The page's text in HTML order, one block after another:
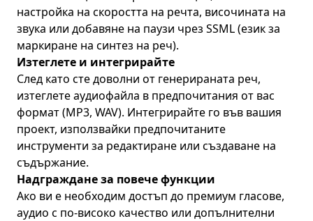
настройка на скоростта на речта, височината на
звука или добавяне на паузи чрез SSML (език за
маркиране на синтез на реч).
Изтеглете и интегрирайте
След като сте доволни от генерираната реч,
изтеглете аудиофайла в предпочитания от вас
формат (MP3, WAV). Интегрирайте го във вашия
проект, използвайки предпочитаните
инструменти за редактиране или създаване на
съдържание.
Надграждане за повече функции
Ако ви е необходим достъп до премиум гласове,
аудио с по-високо качество или допълнителни